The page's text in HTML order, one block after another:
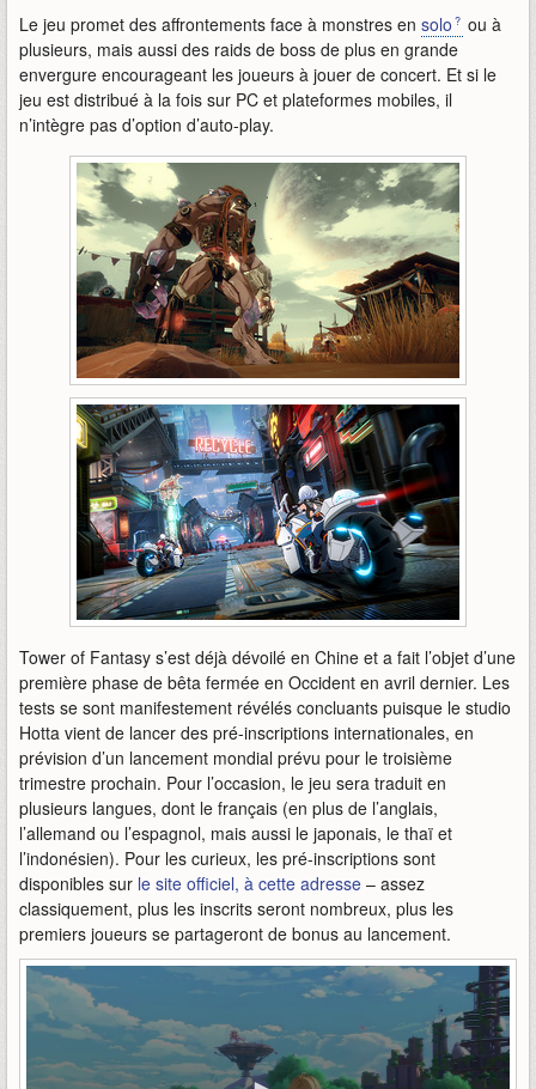
Le jeu promet des affrontements face à monstres en solo
ou à
plusieurs, mais aussi des raids de boss de plus en grande
envergure encourageant les joueurs à jouer de concert. Et si le
jeu est distribué à la fois sur PC et plateformes mobiles, il
n’intègre pas d’option d’auto-play.
Tower of Fantasy s’est déjà dévoilé en Chine et a fait l’objet d’une
première phase de bêta fermée en Occident en avril dernier. Les
tests se sont manifestement révélés concluants puisque le studio
Hotta vient de lancer des pré-inscriptions internationales, en
prévision d’un lancement mondial prévu pour le troisième
trimestre prochain. Pour l’occasion, le jeu sera traduit en
plusieurs langues, dont le français (en plus de l’anglais,
l’allemand ou l’espagnol, mais aussi le japonais, le thaï et
l’indonésien). Pour les curieux, les pré-inscriptions sont
disponibles sur le site officiel, à cette adresse – assez
classiquement, plus les inscrits seront nombreux, plus les
premiers joueurs se partageront de bonus au lancement.